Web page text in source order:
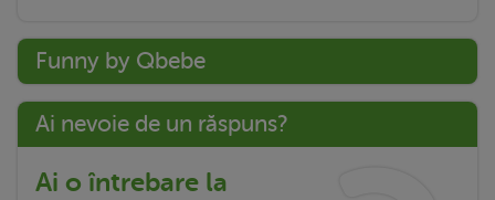
Funny by Qbebe
Ai nevoie de un răspuns?
Ai o întrebare la